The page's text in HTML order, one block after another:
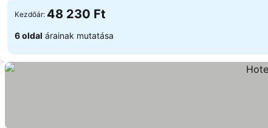
Kezdőár: 48 230 Ft
6 oldal árainak mutatása